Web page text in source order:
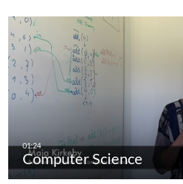
Computer Science